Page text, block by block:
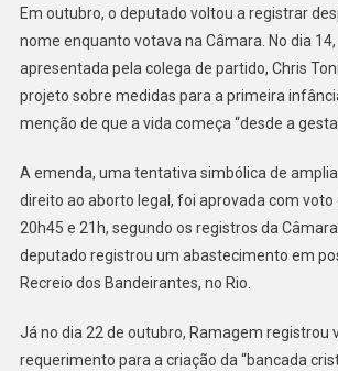
Em outubro, o deputado voltou a registrar
nome enquanto votava na Câmara. No dia
apresentada pela colega de partido, Chris
projeto sobre medidas para a primeira
menção de que a vida começa “desde a
A emenda, uma tentativa simbólica de
direito ao aborto legal, foi aprovada com
20h45 e 21h, segundo os registros da
deputado registrou um abastecimento em
Recreio dos Bandeirantes, no Rio.
Já no dia 22 de outubro, Ramagem registrou
requerimento para a criação da “bancada